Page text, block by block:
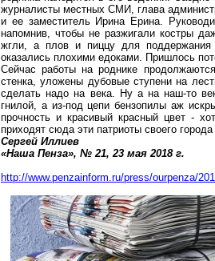
журналисты местных СМИ, глава
и ее заместитель Ирина Ерина.
напомнив, чтобы не разжигали костры
жгли, а плов и пиццу для поддержания
оказались плохими едоками. Пришлось
Сейчас работы народнике
стенка, уложены дубовые ступени на
сделать надо на века. Ну а на наш-то
гнилой, а из-под цепи бензопилыаж
прочность и красивый красный цвет -
приходят сюда эти патриоты своего
Сергей Иллиев
«Наша Пенза», № 21, 23 мая2018 г.
http://www.penzainform.ru/press/ourpenza/